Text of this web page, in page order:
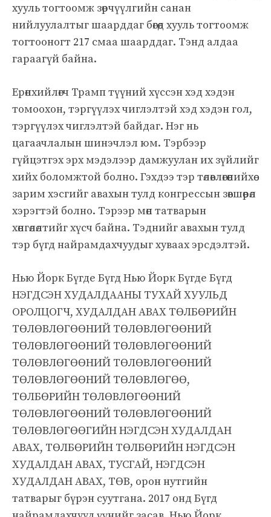
хууль тогтоомж зөрчүүлгийн санан
нийлуулалтыг шаарддаг бөгөөд хууль тогтоомж
тогтооногт 217 смаа шаарддаг. Тэнд алдаа
гараагүй байна.
Ерөнхийлөгч Трамп түүний хүссэн хэд хэдэн
томоохон, тэргүүлэх чиглэлтэй хэд хэдэн гол,
тэргүүлэх чиглэлтэй байдаг. Нэг нь
цагаачлалын шинэчлэл юм. Тэрбээр
гүйцэтгэх эрх мэдэлээр дамжуулан их зүйлийг
хийх боломжтой болно. Гэхдээ тэр төлөвлөгөөнийхөө
зарим хэсгийг авахын тулд конгрессын зөвшөөрөл
хэрэгтэй болно. Тэрээр мөн татварын
хөнгөлөлтийг хүсч байна. Тэднийг авахын тулд
тэр бүгд найрамдахчуудыг хуваах эрсдэлтэй.
Нью Йорк Бүгде Бүгд Нью Йорк Бүгде Бүгд
НЭГДСЭН ХУДАЛДААНЫ ТУХАЙ ХУУЛЬД
ОРОЛЦОГЧ, ХУДАЛДАН АВАХ ТӨЛБӨРИЙН
ТӨЛӨВЛӨГӨӨНИЙ ТӨЛӨВЛӨГӨӨНИЙ
ТӨЛӨВЛӨГӨӨНИЙ ТӨЛӨВЛӨГӨӨНИЙ
ТӨЛӨВЛӨГӨӨНИЙ ТӨЛӨВЛӨГӨӨНИЙ
ТӨЛӨВЛӨГӨӨНИЙ ТӨЛӨВЛӨГӨӨ,
ТӨЛБӨРИЙН ТӨЛӨВЛӨГӨӨНИЙ
ТӨЛӨВЛӨГӨӨНИЙ ТӨЛӨВЛӨГӨӨНИЙ
ТӨЛӨВЛӨГӨӨГИЙН НЭГДСЭН ХУДАЛДАН
АВАХ, ТӨЛБӨРИЙН ТӨЛБӨРИЙН НЭГДСЭН
ХУДАЛДАН АВАХ, ТУСГАЙ, НЭГДСЭН
ХУДАЛДАН АВАХ, ТӨВ, орон нутгийн
татварыг бүрэн суутгана. 2017 онд Бүгд